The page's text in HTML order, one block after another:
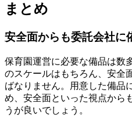
まとめ
安全面からも委託会社に
保育園運営に必要な備品は数
のスケールはもちろん、安全
ばなりません。
用意した備品
め、安全面といった視点から
うが良いでしょう。